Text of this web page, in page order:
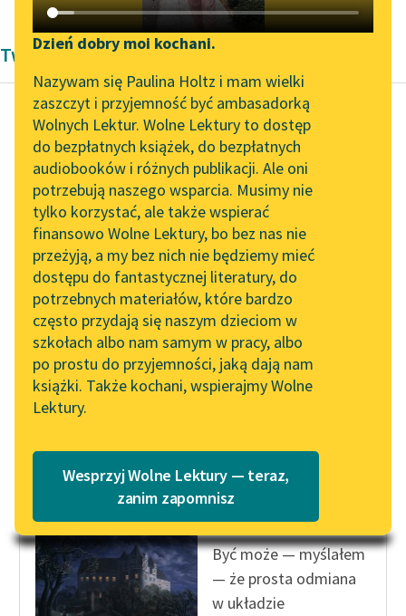
Katalog DAISY
Podkasty o książkach
Zgłoś brak utworu
Aktualności
Zapraszamy na spotkanie
online z tłumaczkami
literatury skandynawskiej
Spotkanie z Katarzyną
Tunkiel w Oslo
Wolne Lektury na 32.
Pol’and’Rock Festivalu
„Kochanek Lady
Chatterley” do słuchania
na Wolnych Lekturach
Nowy audiobook –
„Marzenie o Oriencie”
Lektury szkolne i klasyka
literatury do słuchania dla
uczennic i uczniów z
niepełnosprawnościami
Narzędzia
Mapa Wolnych Lektur
Leśmianator
Przewodnik dla piszących i
czytających
API
OAI-PMH
Widget Wolnych Lektur
Przypisy
Katalog w formacie PDF
Dzień dobry moi kochani.
Nazywam się Paulina Holtz i mam wielki
zaszczyt i przyjemność być ambasadorką
Wolnych Lektur. Wolne Lektury to dostęp
do bezpłatnych książek, do bezpłatnych
audiobooków i różnych publikacji. Ale oni
potrzebują naszego wsparcia. Musimy nie
tylko korzystać, ale także wspierać
finansowo Wolne Lektury, bo bez nas nie
przeżyją, a my bez nich nie będziemy mieć
dostępu do fantastycznej literatury, do
potrzebnych materiałów, które bardzo
często przydają się naszym dzieciom w
szkołach albo nam samym w pracy, albo
po prostu do przyjemności, jaką dają nam
książki. Także kochani, wspierajmy Wolne
Lektury.
Wesprzyj Wolne Lektury — teraz,
zanim zapomnisz
Twórczość Edgara Allana Poe'go
Edgar Allan Poe
William Wilson
Lecz jakiż język ludzki
podoła dość opisowi
owego zdumienia,
owego przestrachu,
który mnie ogarnął
na...
Czytaj więcej
Zagłada domu
Usherów
Być może — myślałem
— że prosta odmiana
w układzie